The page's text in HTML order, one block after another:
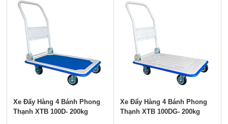
Xe Đẩy Hàng 4 Bánh Phong
Thạnh XTB 100D- 200kg
Xe Đẩy Hàng 4 Bánh Phong
Thạnh XTB 100DG- 200kg